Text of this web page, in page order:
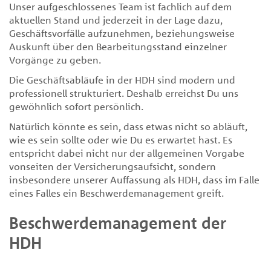
Unser aufgeschlossenes Team ist fachlich auf dem
aktuellen Stand und jederzeit in der Lage dazu,
Geschäftsvorfälle aufzunehmen, beziehungsweise
Auskunft über den Bearbeitungsstand einzelner
Vorgänge zu geben.
Die Geschäftsabläufe in der HDH sind modern und
professionell strukturiert. Deshalb erreichst Du uns
gewöhnlich sofort persönlich.
Natürlich könnte es sein, dass etwas nicht so abläuft,
wie es sein sollte oder wie Du es erwartet hast. Es
entspricht dabei nicht nur der allgemeinen Vorgabe
vonseiten der Versicherungsaufsicht, sondern
insbesondere unserer Auffassung als HDH, dass im Falle
eines Falles ein Beschwerdemanagement greift.
Beschwerdemanagement der
HDH